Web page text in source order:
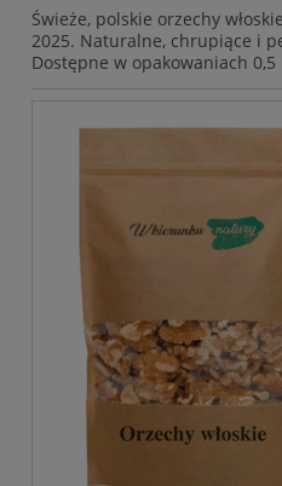
Świeże, polskie orzechy
2025. Naturalne, chrupiące i
Dostępne w opakowaniach 0,5